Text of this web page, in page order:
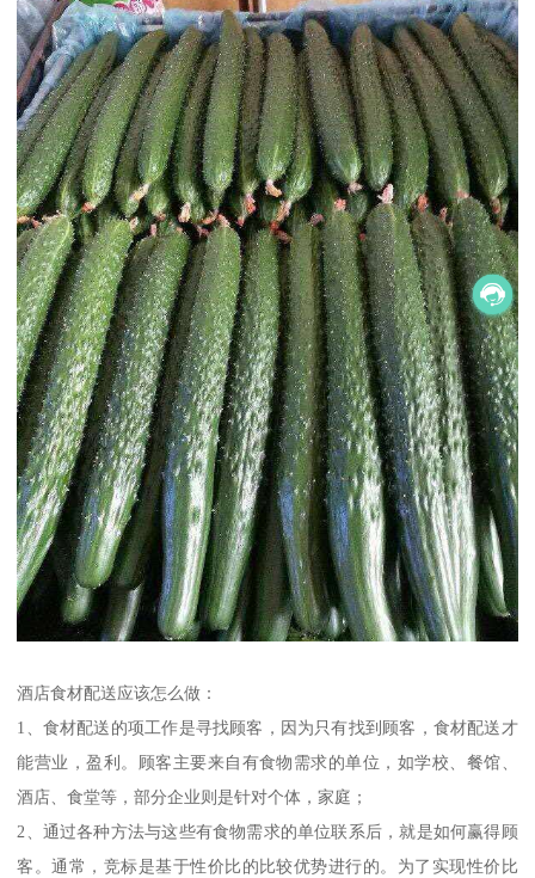
酒店食材配送应该怎么做：
1、食材配送的项工作是寻找顾客，因为只有找到顾客，食材配送才
能营业，盈利。顾客主要来自有食物需求的单位，如学校、餐馆、
酒店、食堂等，部分企业则是针对个体，家庭；
2、通过各种方法与这些有食物需求的单位联系后，就是如何赢得顾
客。通常，竞标是基于性价比的比较优势进行的。为了实现性价比